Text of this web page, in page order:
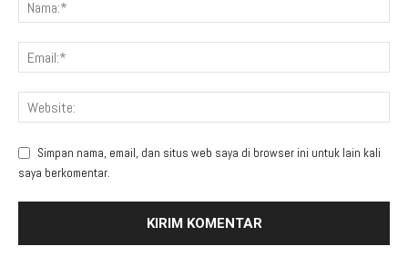
Simpan nama, email, dan situs web saya di browser ini untuk lain kali
saya berkomentar.